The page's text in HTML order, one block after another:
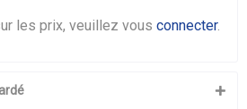
les prix, veuillez vous connecter.